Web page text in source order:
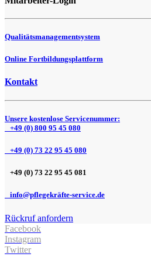
Qualitätsmanagementsystem
Online Fortbildungsplattform
Kontakt
Unsere kostenlose Servicenummer:
+49 (0) 800 95 45 080
+49 (0) 73 22 95 45 080
+49 (0) 73 22 95 45 081
info@pflegekräfte-service.de
Rückruf anfordern
Facebook
Instagram
Twitter